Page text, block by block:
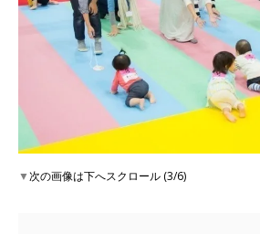
▼次の画像は下へスクロール (3/6)